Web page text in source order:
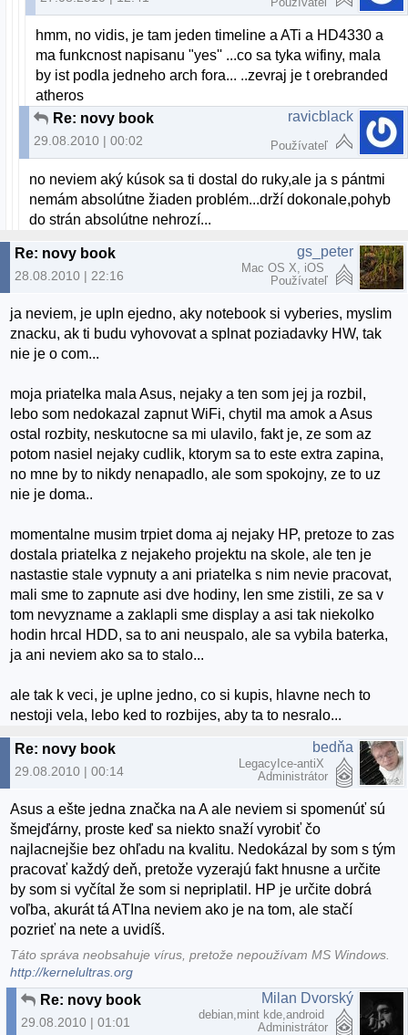
hmm, no vidis, je tam jeden timeline a ATi a HD4330 a
ma funkcnost napisanu "yes'' ...co sa tyka wifiny, mala
by ist podla jedneho arch fora... ..zevraj je t orebranded
atheros
Re: novy book
29.08.2010 | 00:02
ravicblack
Používateľ
no neviem aký kúsok sa ti dostal do ruky,ale ja s pántmi
nemám absolútne žiaden problém...drží dokonale,pohyb
do strán absolútne nehrozí...
Re: novy book
28.08.2010 | 22:16
gs_peter
Mac OS X, iOS
Používateľ
ja neviem, je upln ejedno, aky notebook si vyberies, myslim
znacku, ak ti budu vyhovovat a splnat poziadavky HW, tak
nie je o com...
moja priatelka mala Asus, nejaky a ten som jej ja rozbil,
lebo som nedokazal zapnut WiFi, chytil ma amok a Asus
ostal rozbity, neskutocne sa mi ulavilo, fakt je, ze som az
potom nasiel nejaky cudlik, ktorym sa to este extra zapina,
no mne by to nikdy nenapadlo, ale som spokojny, ze to uz
nie je doma..
momentalne musim trpiet doma aj nejaky HP, pretoze to zas
dostala priatelka z nejakeho projektu na skole, ale ten je
nastastie stale vypnuty a ani priatelka s nim nevie pracovat,
mali sme to zapnute asi dve hodiny, len sme zistili, ze sa v
tom nevyzname a zaklapli sme display a asi tak niekolko
hodin hrcal HDD, sa to ani neuspalo, ale sa vybila baterka,
ja ani neviem ako sa to stalo...
ale tak k veci, je uplne jedno, co si kupis, hlavne nech to
nestoji vela, lebo ked to rozbijes, aby ta to nesralo...
Re: novy book
29.08.2010 | 00:14
bedňa
LegacyIce-antiX
Administrátor
Asus a ešte jedna značka na A ale neviem si spomenúť sú
šmejďárny, proste keď sa niekto snaží vyrobiť čo
najlacnejšie bez ohľadu na kvalitu. Nedokázal by som s tým
pracovať každý deň, pretože vyzerajú fakt hnusne a určite
by som si vyčítal že som si nepriplatil. HP je určite dobrá
voľba, akurát tá ATIna neviem ako je na tom, ale stačí
pozrieť na nete a uvidíš.
Táto správa neobsahuje vírus, pretože nepoužívam MS Windows.
http://kernelultras.org
Re: novy book
29.08.2010 | 01:01
Milan Dvorský
debian,mint kde,android
Administrátor